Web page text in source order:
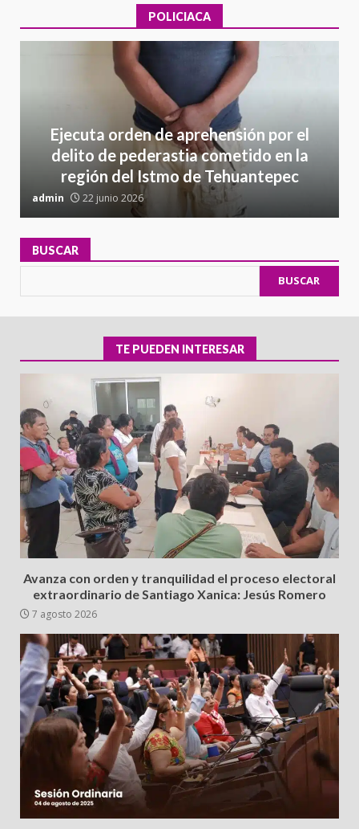
POLICIACA
Ejecuta orden de aprehensión por el
delito de pederastia cometido en la
región del Istmo de Tehuantepec
admin 22 junio 2026
BUSCAR
BUSCAR
TE PUEDEN INTERESAR
Avanza con orden y tranquilidad el proceso electoral
extraordinario de Santiago Xanica: Jesús Romero
7 agosto 2026